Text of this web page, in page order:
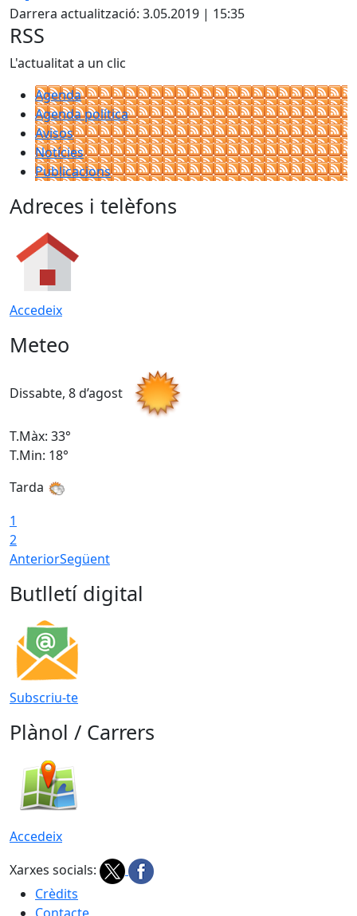
Darrera actualització: 3.05.2019 | 15:35
RSS
L'actualitat a un clic
Agenda
Agenda política
Avisos
Notícies
Publicacions
Adreces i telèfons
Accedeix
Meteo
Dissabte, 8 d’agost
T.Màx: 33°
T.Min: 18°
Tarda
1
2
AnteriorSegüent
Butlletí digital
Subscriu-te
Plànol / Carrers
Accedeix
Xarxes socials:
Crèdits